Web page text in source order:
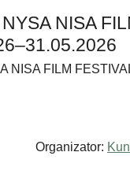
NISA
NISA FILM
Organizator: